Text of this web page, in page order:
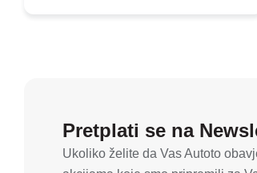
Pretplati se na
Ukoliko želite da Vas Autoto